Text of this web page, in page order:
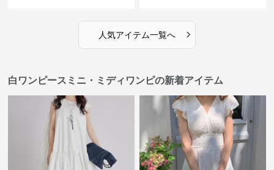
人気アイテム一覧へ ›
白ワンピースミニ・ミディワンピの新着アイテム